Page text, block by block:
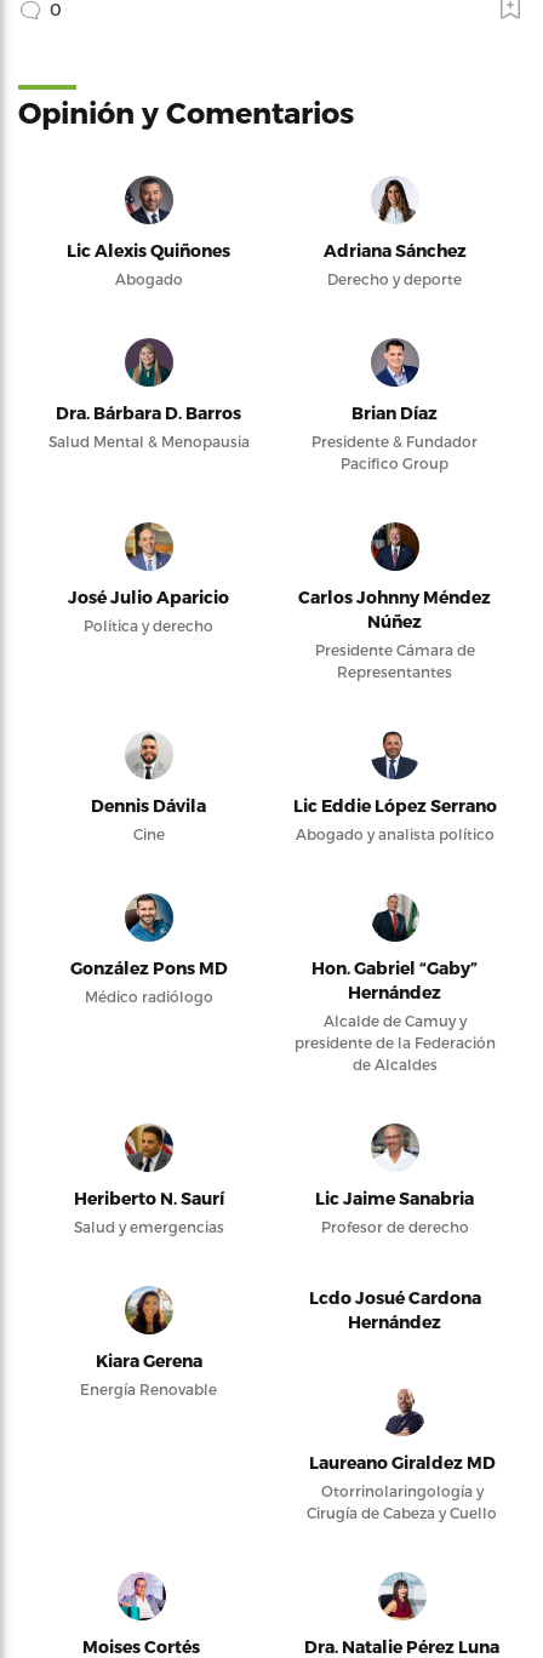
0
Opinión y Comentarios
Lic Alexis Quiñones
Abogado
Adriana Sánchez
Derecho y deporte
Dra. Bárbara D. Barros
Salud Mental & Menopausia
Brian Díaz
Presidente & Fundador
Pacifico Group
José Julio Aparicio
Política y derecho
Carlos Johnny Méndez
Núñez
Presidente Cámara de
Representantes
Dennis Dávila
Cine
Lic Eddie López Serrano
Abogado y analista político
González Pons MD
Médico radiólogo
Hon. Gabriel “Gaby”
Hernández
Alcalde de Camuy y
presidente de la Federación
de Alcaldes
Heriberto N. Saurí
Salud y emergencias
Lic Jaime Sanabria
Profesor de derecho
Kiara Gerena
Energía Renovable
Lcdo Josué Cardona
Hernández
Laureano Giraldez MD
Otorrinolaringología y
Cirugía de Cabeza y Cuello
Moises Cortés Dra. Natalie Pérez Luna